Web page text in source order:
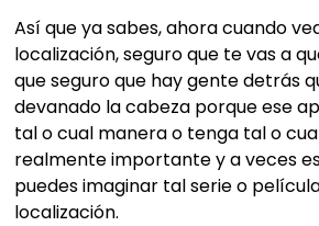
Así que ya sabes, ahora cuando
localización, seguro que te vas a
que seguro que hay gente detrás
devanado la cabeza porque ese
tal o cual manera o tenga tal o
realmente importante y a veces
puedes imaginar tal serie o
localización.